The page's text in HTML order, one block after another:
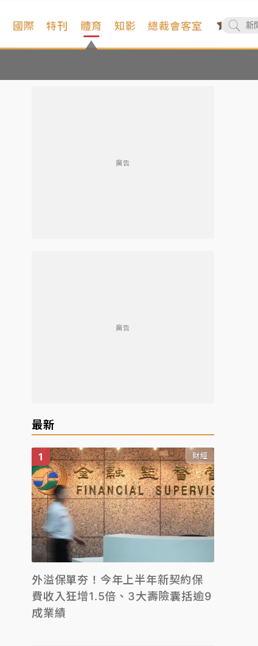
國際 特刊 體育 知影 總裁會客室
廣告
廣告
最新
財經
外溢保單夯！今年上半年新契約保
費收入狂增1.5倍、3大壽險囊括逾9
成業績